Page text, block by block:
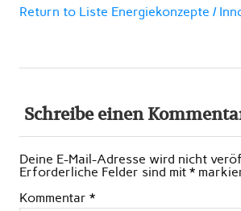
Return to Liste Energiekonzepte /
Schreibe einen
Deine E-Mail-Adresse wird nicht
Erforderliche Felder sind mit *
Kommentar *